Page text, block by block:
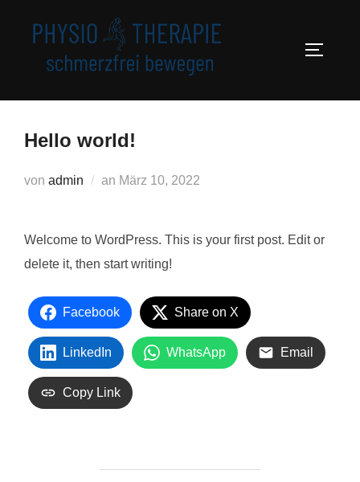
Hello world!
von admin an Veröffentlicht
März 10, 2022
Welcome to WordPress. This is your first post. Edit or
delete it, then start writing!
Facebook Share on X
LinkedIn WhatsApp Email
Copy Link